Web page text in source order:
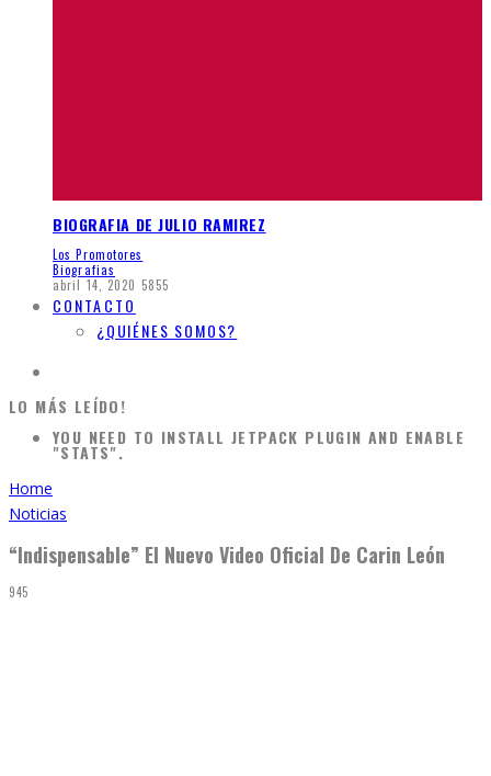
BIOGRAFIA DE JULIO RAMIREZ
Los Promotores
Biografias
abril 14, 2020 5855
CONTACTO
¿QUIÉNES SOMOS?
LO MÁS LEÍDO!
YOU NEED TO INSTALL JETPACK PLUGIN AND ENABLE
"STATS".
Home
Noticias
“Indispensable” El Nuevo Video Oficial De Carin León
945